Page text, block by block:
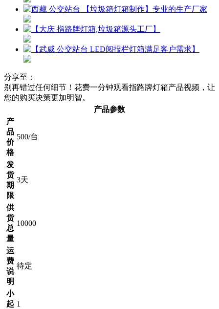
分享至：
别再错过任何细节！花费一分钟观看指路牌灯箱产品视频，让
您的购买决策更加明智。
产品参数
产
品
价
格
500/台
发
货
期
限
3天
供
货
总
量
10000
运
费
说
明
待定
小
起 1